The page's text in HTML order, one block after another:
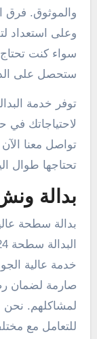
والموثوق. فرق
وعلى استعداد
سواء كنت
ستحصل على
لاحتياجاتك في
تواصل معنا
تحتاجها طوال
بدالة
بدالة سطحة
خدمة عالية
صارمة لضمان
لمشاكلهم. نحن
للتعامل مع